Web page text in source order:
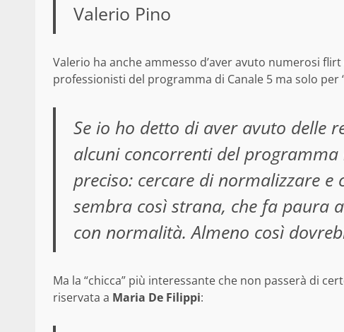
Valerio Pino
Valerio ha anche ammesso d’aver avuto numerosi
professionisti del programma di Canale 5 ma solo per
Se io ho detto di aver avuto delle
alcuni concorrenti del programma
preciso: cercare di normalizzare e
sembra così strana, che fa paura
con normalità. Almeno così
Ma la “chicca” più interessante che non passerà di
riservata a Maria De Filippi: